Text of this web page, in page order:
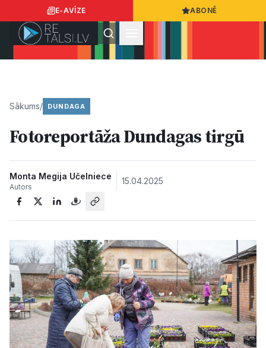
E-AVĪZE ABONĒ
Ziņas
Sabiedrība
Sports
Kultūra
Bizness
Sākums/ DUNDAGA
Fotoreportāža Dundagas tirgū
Monta Megija Učelniece
Autors
15.04.2025